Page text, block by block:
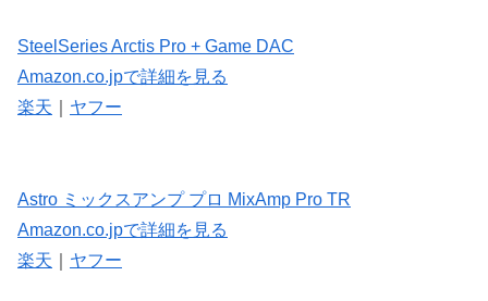
SteelSeries Arctis Pro + Game DAC
Amazon.co.jpで詳細を見る
楽天
ヤフー
Astro ミックスアンプ プロ MixAmp Pro TR
Amazon.co.jpで詳細を見る
楽天
ヤフー